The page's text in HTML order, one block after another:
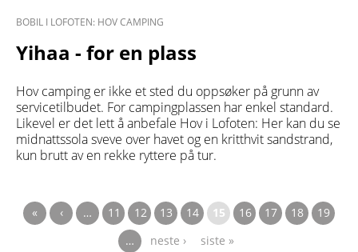
BOBIL I LOFOTEN: HOV CAMPING
Yihaa - for en plass
Hov camping er ikke et sted du oppsøker på grunn av
servicetilbudet. For campingplassen har enkel standard.
Likevel er det lett å anbefale Hov i Lofoten: Her kan du se
midnattssola sveve over havet og en kritthvit sandstrand,
kun brutt av en rekke ryttere på tur.
Sider
«
‹
… 11 12 13 14 15 16 17 18
19
…
neste › siste »